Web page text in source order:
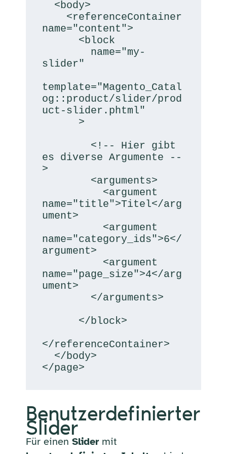
name="content">
slider"
template="Magento_Catal
og::product/slider/prod
uct-slider.phtml"
es diverse Argumente --
>
name="title">Titel</arg
ument>
name="category_ids">6</
argument>
name="page_size">4</arg
ument>
</referenceContainer>
</page>
Benutzerdefinierter
Slider
Für einen Slidermit